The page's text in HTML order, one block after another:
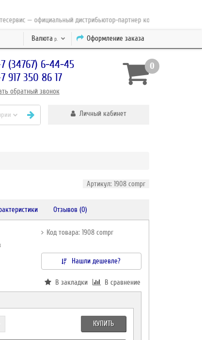
— официальный дистрибьютор-партнер концерна ESAB с 2010
Оформление заказа
Валюта р.
(34767) 6-44-45
917 350 86 17
обратный звонок
0
Личный кабинет
Артикул: 1908 compr
Отзывов (0)
Код товара: 1908 compr
Нашли дешевле?
В закладки В сравнение
КУПИТЬ